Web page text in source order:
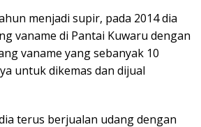
menjadi supir, pada 2014 dia
vaname di Pantai Kuwaru dengan
vaname yang sebanyak 10
untuk dikemas dan dijual
terus berjualan udang dengan